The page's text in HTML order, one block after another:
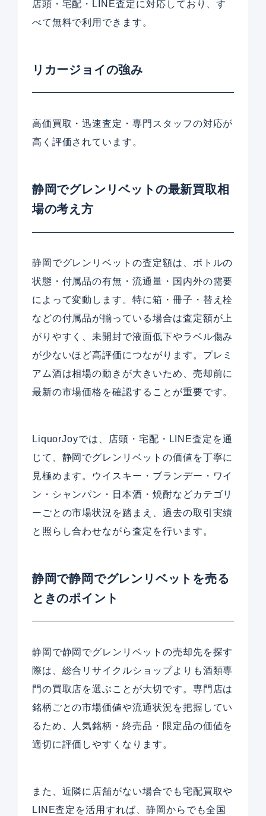
店頭・宅配・LINE査定に対応しており、す
べて無料で利用できます。
リカージョイの強み
高価買取・迅速査定・専門スタッフの対応が
高く評価されています。
静岡でグレンリベットの最新買取相
場の考え方
静岡でグレンリベットの査定額は、ボトルの
状態・付属品の有無・流通量・国内外の需要
によって変動します。特に箱・冊子・替え栓
などの付属品が揃っている場合は査定額が上
がりやすく、未開封で液面低下やラベル傷み
が少ないほど高評価につながります。プレミ
アム酒は相場の動きが大きいため、売却前に
最新の市場価格を確認することが重要です。
LiquorJoyでは、店頭・宅配・LINE査定を通
じて、静岡でグレンリベットの価値を丁寧に
見極めます。ウイスキー・ブランデー・ワイ
ン・シャンパン・日本酒・焼酎などカテゴリ
ーごとの市場状況を踏まえ、過去の取引実績
と照らし合わせながら査定を行います。
静岡で静岡でグレンリベットを売る
ときのポイント
静岡で静岡でグレンリベットの売却先を探す
際は、総合リサイクルショップよりも酒類専
門の買取店を選ぶことが大切です。専門店は
銘柄ごとの市場価値や流通状況を把握してい
るため、人気銘柄・終売品・限定品の価値を
適切に評価しやすくなります。
また、近隣に店舗がない場合でも宅配買取や
LINE査定を活用すれば、静岡からでも全国